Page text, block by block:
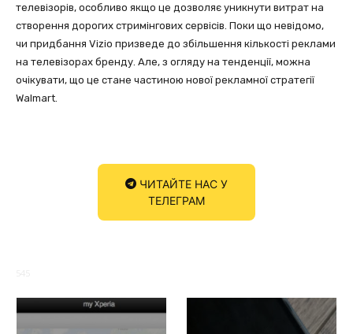
телевізорів, особливо якщо це дозволяє уникнути витрат на
створення дорогих стримінгових сервісів. Поки що невідомо,
чи придбання Vizio призведе до збільшення кількості реклами
на телевізорах бренду. Але, з огляду на тенденції, можна
очікувати, що це стане частиною нової рекламної стратегії
Walmart.
ЧИТАЙТЕ НАС У
ТЕЛЕГРАМ